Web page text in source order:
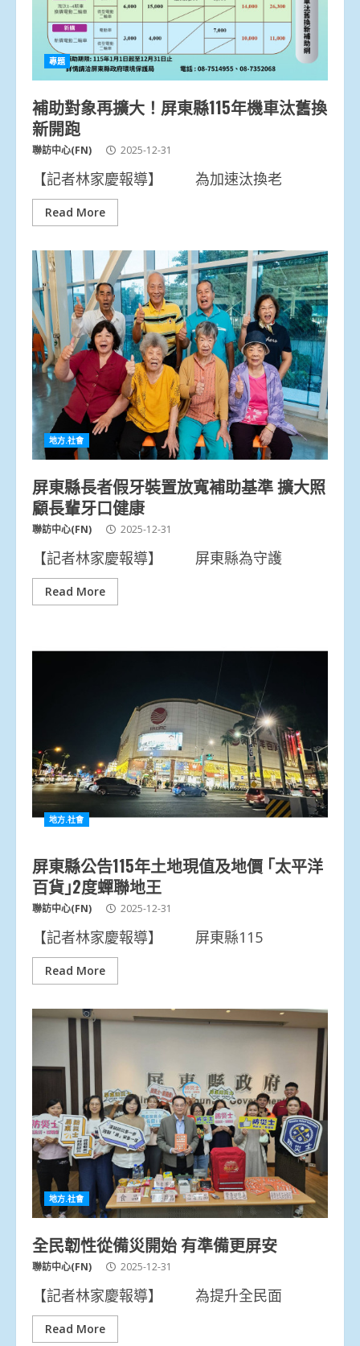
專題
補助對象再擴大！屏東縣115年機車汰舊換
新開跑
聯訪中心(FN) 2025-12-31
【記者林家慶報導】 為加速汰換老
Read More
地方.社會
屏東縣長者假牙裝置放寬補助基準 擴大照
顧長輩牙口健康
聯訪中心(FN) 2025-12-31
【記者林家慶報導】 屏東縣為守護
Read More
地方.社會
屏東縣公告115年土地現值及地價 ｢太平洋
百貨｣2度蟬聯地王
聯訪中心(FN) 2025-12-31
【記者林家慶報導】 屏東縣115
Read More
地方.社會
全民韌性從備災開始 有準備更屏安
聯訪中心(FN) 2025-12-31
【記者林家慶報導】 為提升全民面
Read More